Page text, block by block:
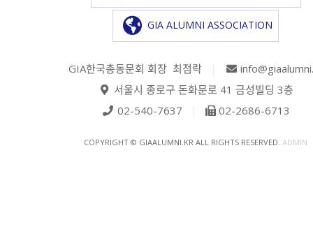
GIA ALUMNI ASSOCIATION
GIA한국총동문회 회장 최점락
서울시 종로구 돈화문로 41 금성빌딩 3층
02-540-7637
02-2686-6713
COPYRIGHT © GIAALUMNI.KR ALL RIGHTS RESERVED. ADMIN